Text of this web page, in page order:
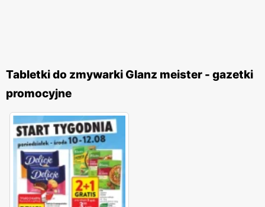
Tabletki do zmywarki Glanz meister - gazetki
promocyjne